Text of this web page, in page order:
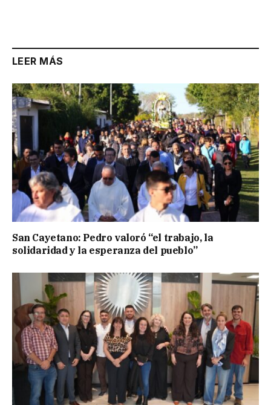
LEER MÁS
San Cayetano: Pedro valoró “el trabajo, la
solidaridad y la esperanza del pueblo”